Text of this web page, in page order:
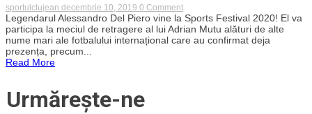
sportulclujean decembrie 10, 2019 0 Commenton
Legenda
lui
Juventus,
Alessandro
Legendarul Alessandro Del Piero vine la Sports Festival 2020! El va
participa la meciul de retragere al lui Adrian Mutu alături de alte
nume mari ale fotbalului internațional care au confirmat deja
prezența, precum...
Read More
Urmărește-ne